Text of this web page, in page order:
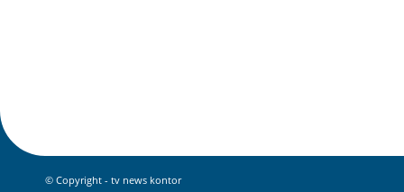
© Copyright - tv news kontor